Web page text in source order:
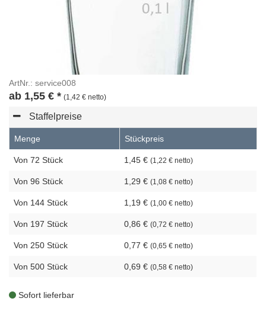
ArtNr.: service008
ab 1,55 € * (1,42 € netto)
Staffelpreise
Menge Stückpreis
Von 72 Stück 1,45 € (1,22 € netto)
Von 96 Stück 1,29 € (1,08 € netto)
Von 144 Stück 1,19 € (1,00 € netto)
Von 197 Stück 0,86 € (0,72 € netto)
Von 250 Stück 0,77 € (0,65 € netto)
Von 500 Stück 0,69 € (0,58 € netto)
Sofort lieferbar